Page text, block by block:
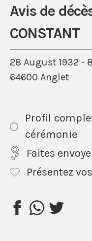
Avis de
CONSTANT
28 August 1932 -
64600 Anglet
Profil
cérémonie
Faites
Présentez